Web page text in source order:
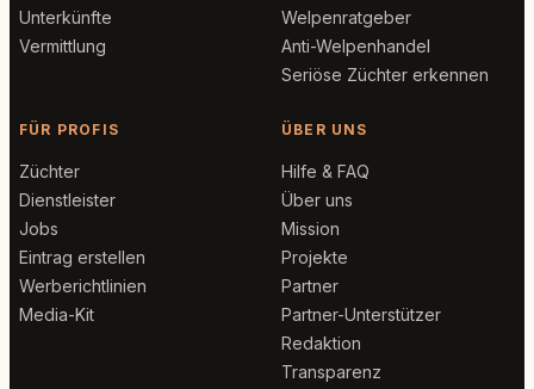
Unterkünfte
Vermittlung
Welpenratgeber
Anti-Welpenhandel
Seriöse Züchter erkennen
FÜR PROFIS
Züchter
Dienstleister
Jobs
Eintrag erstellen
Werberichtlinien
Media-Kit
ÜBER UNS
Hilfe & FAQ
Über uns
Mission
Projekte
Partner
Partner-Unterstützer
Redaktion
Transparenz